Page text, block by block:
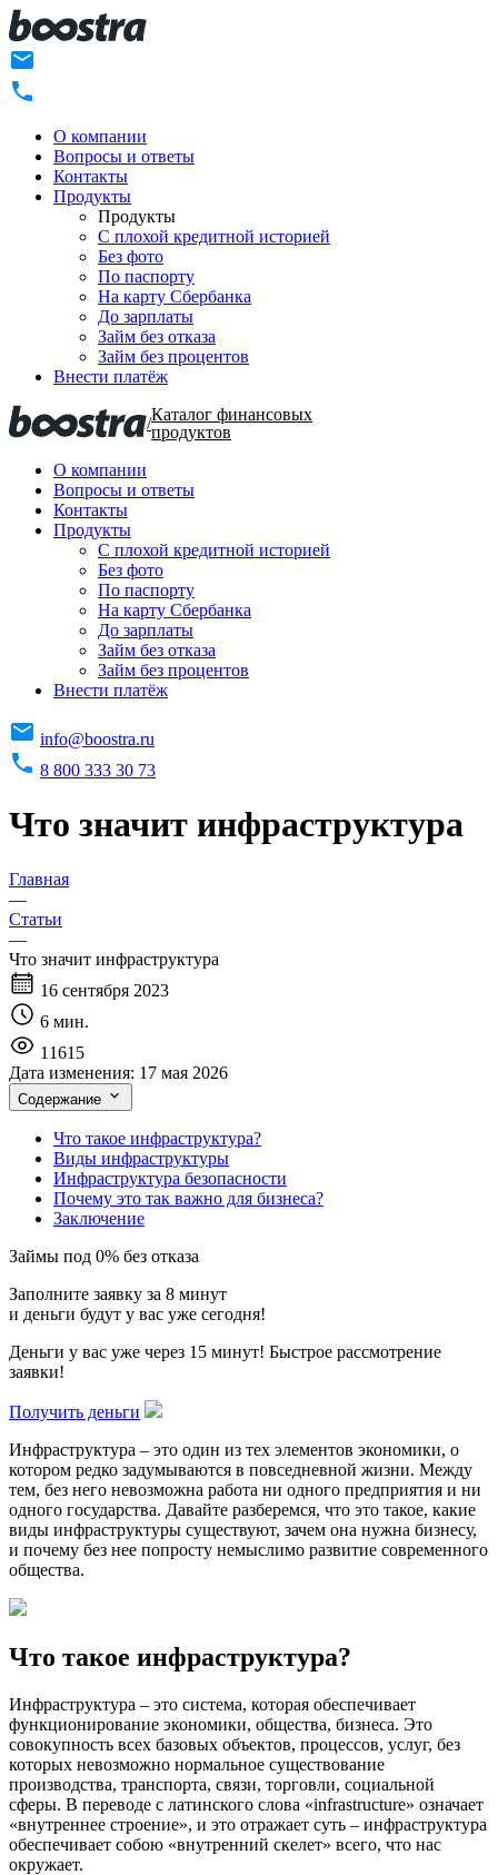
О компании
Вопросы и ответы
Контакты
Продукты
Продукты
C плохой кредитной историей
Без фото
По паспорту
На карту Сбербанка
До зарплаты
Займ без отказа
Займ без процентов
Внести платёж
/Каталог финансовых
продуктов
О компании
Вопросы и ответы
Контакты
Продукты
C плохой кредитной историей
Без фото
По паспорту
На карту Сбербанка
До зарплаты
Займ без отказа
Займ без процентов
Внести платёж
info@boostra.ru
8 800 333 30 73
Что значит инфраструктура
Главная
—
Статьи
—
Что значит инфраструктура
16 сентября 2023
6 мин.
11615
Дата изменения: 17 мая 2026
Содержание
Что такое инфраструктура?
Виды инфраструктуры
Инфраструктура безопасности
Почему это так важно для бизнеса?
Заключение
Займы под 0% без отказа
Заполните заявку за 8 минут
и деньги будут у вас уже сегодня!
Деньги у вас уже через 15 минут! Быстрое рассмотрение
заявки!
Получить деньги
Инфраструктура – это один из тех элементов экономики, о
котором редко задумываются в повседневной жизни. Между
тем, без него невозможна работа ни одного предприятия и ни
одного государства. Давайте разберемся, что это такое, какие
виды инфраструктуры существуют, зачем она нужна бизнесу,
и почему без нее попросту немыслимо развитие современного
общества.
Что такое инфраструктура?
Инфраструктура – это система, которая обеспечивает
функционирование экономики, общества, бизнеса. Это
совокупность всех базовых объектов, процессов, услуг, без
которых невозможно нормальное существование
производства, транспорта, связи, торговли, социальной
сферы. В переводе с латинского слова «infrastructure» означает
«внутреннее строение», и это отражает суть – инфраструктура
обеспечивает собою «внутренний скелет» всего, что нас
окружает.